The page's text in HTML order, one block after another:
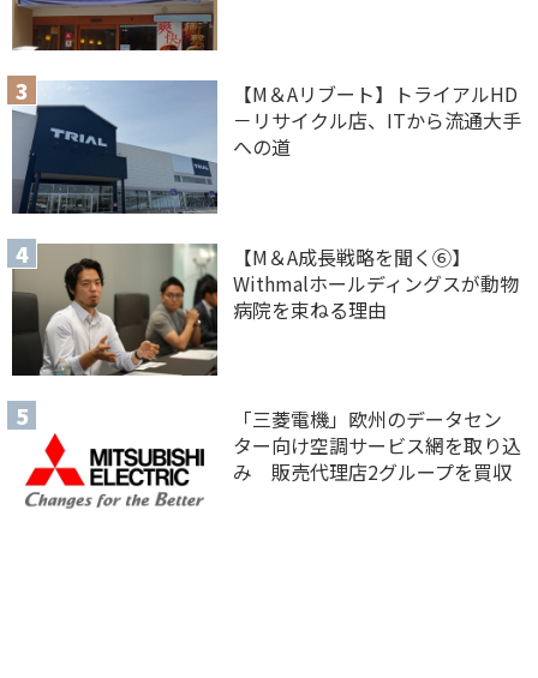
【M＆Aリブート】トライアルHD
－リサイクル店、ITから流通大手
への道
【M＆A 成長戦略を聞く⑥】
Withmalホールディングスが動物
病院を束ねる理由
「三菱電機」欧州のデータセン
ター向け空調サービス網を取り込
み 販売代理店2グループを買収